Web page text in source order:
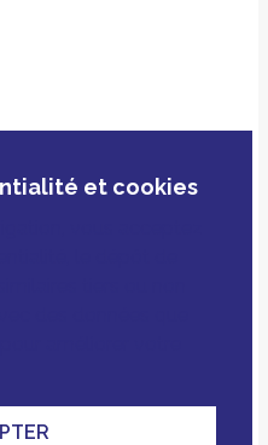
et cookies